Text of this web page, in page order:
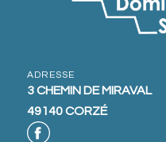
ADRESSE
3 CHEMIN DE MIRAVAL
49140 CORZÉ